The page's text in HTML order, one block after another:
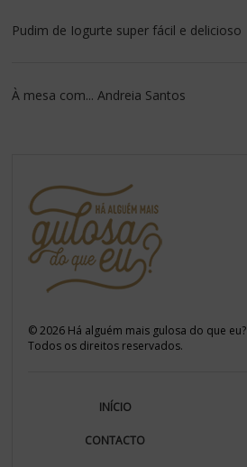
Pudim de Iogurte super fácil e delicioso
À mesa com... Andreia Santos
©2026 Há alguém mais gulosa do que eu?
Todos os direitos reservados.
INÍCIO
CONTACTO